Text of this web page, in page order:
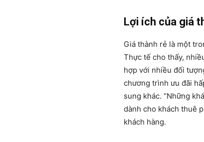
Lợi ích của giá
Giá thành rẻ là một
Thực tế cho thấy,
hợp với nhiều đối
chương trình ưu đãi
sung khác. “Những
dành cho khách thuê
khách hàng.